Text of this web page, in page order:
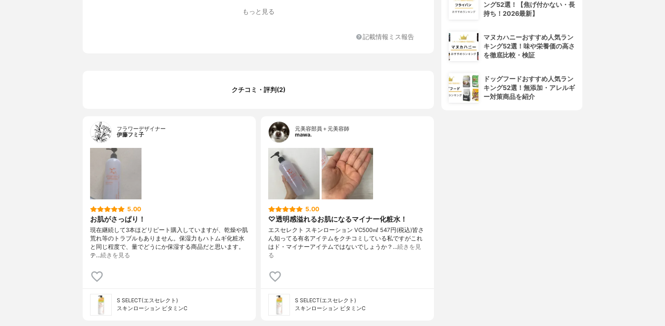
もっと見る
記載情報ミス報告
クチコミ・評判(2)
フラワーデザイナー
伊藤フミ子
5.00
お肌がさっぱり！
現在継続して3本ほどリピート購入していますが、乾燥や肌
荒れ等のトラブルもありません。保湿力もハトムギ化粧水
と同じ程度で、量でどうにか保湿する商品だと思います。
テ…続きを見る
S SELECT(エスセレクト)
スキンローション ビタミンC
元美容部員＋元美容師
mawa.
5.00
♡ 透明感溢れるお肌になるマイナー化粧水！
エスセレクト スキンローション VC500㎖ 547円(税込)皆さ
ん知ってる有名アイテムをクチコミしている私ですがこれ
はド・マイナーアイテムではないでしょうか？…続きを見
る
S SELECT(エスセレクト)
スキンローション ビタミンC
ング52選！【焦げ付かない・長
持ち！2026最新】
マヌカハニーおすすめ人気ラン
キング52選！味や栄養価の高さ
を徹底比較・検証
ドッグフードおすすめ人気ラン
キング52選！無添加・アレルギ
ー対策商品を紹介